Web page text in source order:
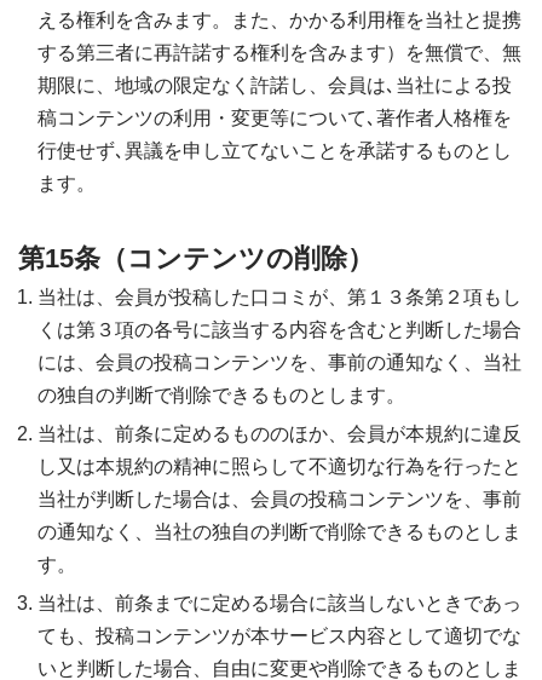
える権利を含みます。また、かかる利用権を当社と提携
する第三者に再許諾する権利を含みます）を無償で、無
期限に、地域の限定なく許諾し、会員は､当社による投
稿コンテンツの利用・変更等について､著作者人格権を
行使せず､異議を申し立てないことを承諾するものとし
ます。
第15条（コンテンツの削除）
当社は、会員が投稿した口コミが、第１３条第２項もし
くは第３項の各号に該当する内容を含むと判断した場合
には、会員の投稿コンテンツを、事前の通知なく、当社
の独自の判断で削除できるものとします。
当社は、前条に定めるもののほか、会員が本規約に違反
し又は本規約の精神に照らして不適切な行為を行ったと
当社が判断した場合は、会員の投稿コンテンツを、事前
の通知なく、当社の独自の判断で削除できるものとしま
す。
当社は、前条までに定める場合に該当しないときであっ
ても、投稿コンテンツが本サービス内容として適切でな
いと判断した場合、自由に変更や削除できるものとしま